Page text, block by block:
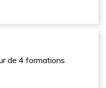
de 4 formations